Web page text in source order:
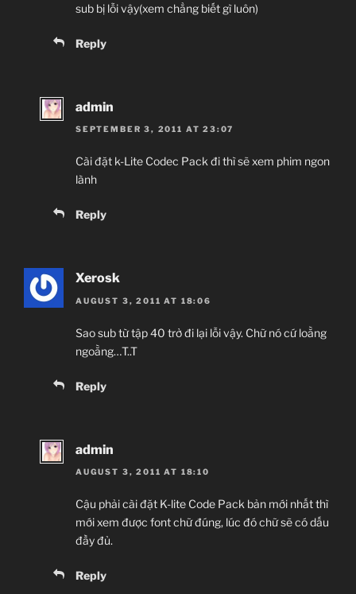
sub bị lỗi vậy(xem chẳng biết gì luôn)
Reply
admin
SEPTEMBER 3, 2011 AT 23:07
Cài đặt k-Lite Codec Pack đi thì sẽ xem phim ngon
lành
Reply
Xerosk
AUGUST 3, 2011 AT 18:06
Sao sub từ tập 40 trở đi lại lỗi vậy. Chữ nó cứ loằng
ngoằng…T..T
Reply
admin
AUGUST 3, 2011 AT 18:10
Cậu phải cài đặt K-lite Code Pack bản mới nhất thì
mới xem được font chữ đúng, lúc đó chữ sẽ có dấu
đầy đủ.
Reply